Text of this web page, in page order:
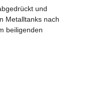
und
Metalltanks nach
beiligenden